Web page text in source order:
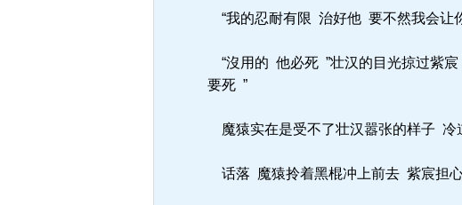
“我的忍耐有限 治好他 要不然我会让
“沒用的 他必死 ”壮汉的目光掠过紫
要死 ”
魔猿实在是受不了壮汉嚣张的样子 冷
话落 魔猿拎着黑棍冲上前去 紫宸担